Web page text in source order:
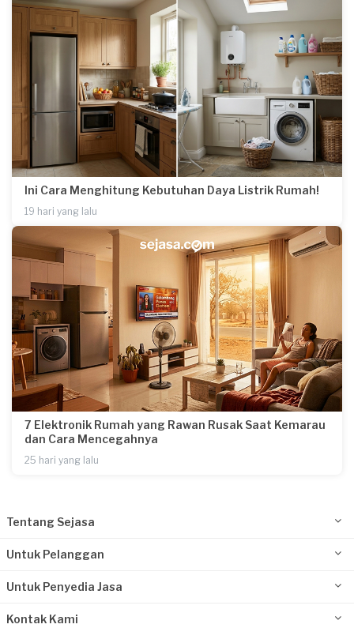
Ini Cara Menghitung Kebutuhan Daya Listrik Rumah!
19 hari yang lalu
7 Elektronik Rumah yang Rawan Rusak Saat Kemarau
dan Cara Mencegahnya
25 hari yang lalu
Tentang Sejasa
Untuk Pelanggan
Untuk Penyedia Jasa
Kontak Kami